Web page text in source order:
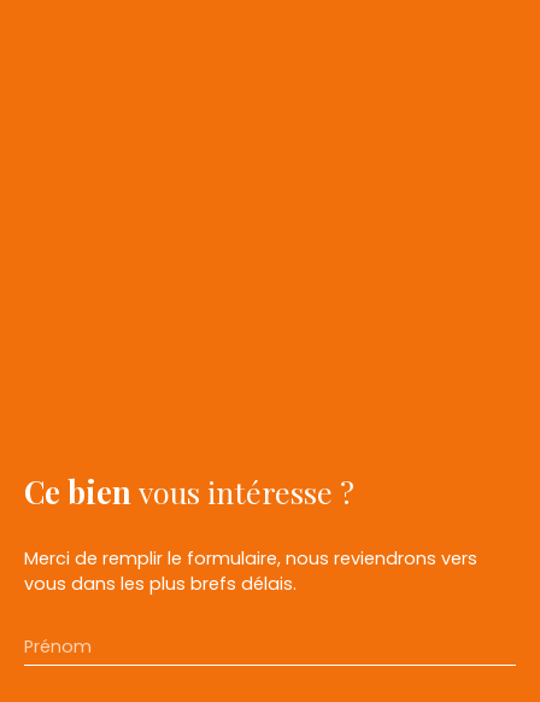
Ce bien vous intéresse ?
Merci de remplir le formulaire, nous reviendrons vers
vous dans les plus brefs délais.
Prénom